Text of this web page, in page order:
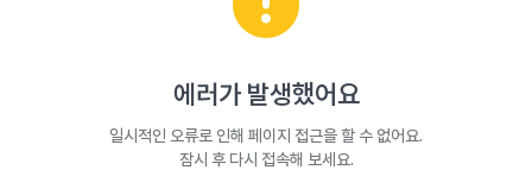
에러가 발생했어요
일시적인 오류로 인해 페이지 접근을 할 수 없어요.
잠시 후 다시 접속해 보세요.